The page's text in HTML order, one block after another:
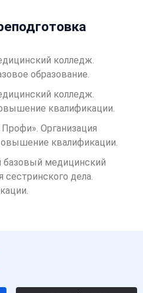
колледж.
образование.
колледж.
квалификации.
Организация
квалификации.
базовый медицинский
сестринского дела.